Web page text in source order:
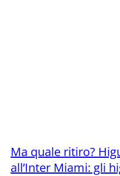
Ma quale ritiro?
all’Inter Miami: gli